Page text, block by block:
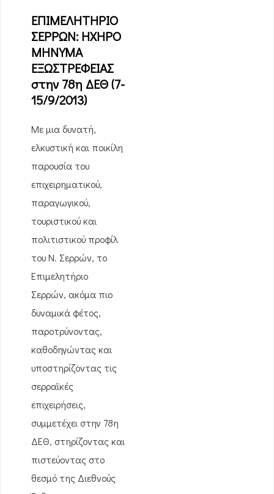
ΕΠΙΜΕΛΗΤΗΡΙΟ
ΣΕΡΡΩΝ: ΗΧΗΡΟ
ΜΗΝΥΜΑ
ΕΞΩΣΤΡΕΦΕΙΑΣ
στην 78η ΔΕΘ (7-
15/9/2013)
Με μια δυνατή,
ελκυστική και ποικίλη
παρουσία του
επιχειρηματικού,
παραγωγικού,
τουριστικού και
πολιτιστικού προφίλ
του Ν. Σερρών, το
Επιμελητήριο
Σερρών, ακόμα πιο
δυναμικά φέτος,
παροτρύνοντας,
καθοδηγώντας και
υποστηρίζοντας τις
σερραϊκές
επιχειρήσεις,
συμμετέχει στην 78η
ΔΕΘ, στηρίζοντας και
πιστεύοντας στο
θεσμό της Διεθνούς